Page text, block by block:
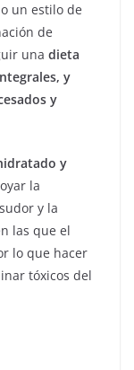
un estilo de
de
una dieta
y
y
y
la
y la
las que el
lo que hacer
tóxicos del